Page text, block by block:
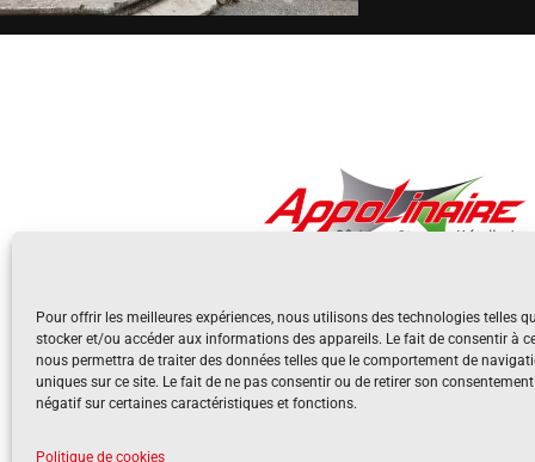
Pour offrir les meilleures expériences, nous utilisons des technologies telles
stocker et/ou accéder aux informations des appareils. Le fait de consentir à
nous permettra de traiter des données telles que le comportement de
uniques sur ce site. Le fait de ne pas consentir ou de retirer son
négatif sur certaines caractéristiques et fonctions.
Politique de cookies